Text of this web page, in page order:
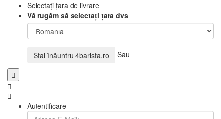
Selectați țara de livrare
Vă rugăm să selectați țara dvs
Stai înăuntru 4barista.ro Sau
Autentificare